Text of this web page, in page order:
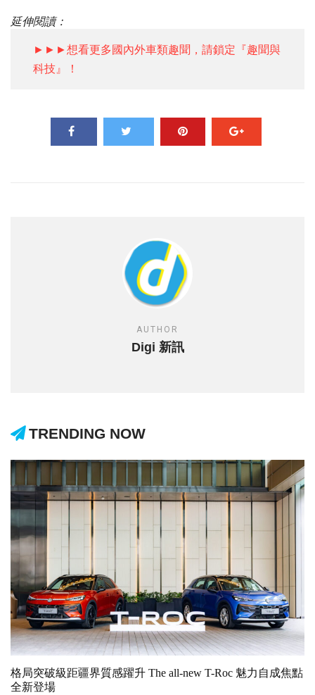
延伸閱讀：
►►►想看更多國內外車類趣聞，請鎖定『趣聞與
科技』！
AUTHOR
Digi 新訊
TRENDING NOW
格局突破級距疆界質感躍升 The all-new T-Roc 魅力自成焦點
全新登場